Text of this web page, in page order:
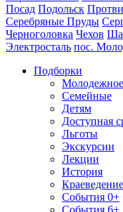
Посад Подольск
Серебряные Пруды
Черноголовка Чехов
Электросталь пос.
Подборки
Молодежное
Семейные
Детям
Доступная
Льготы
Экскурсии
Лекции
История
Краеведение
События 0+
События 6+